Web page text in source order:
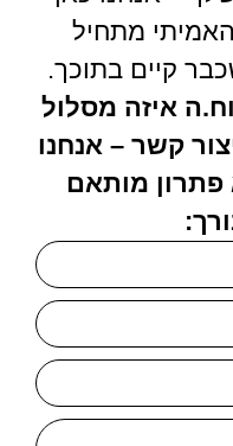
מתחיל
קיים בתוכך.
איזה מסלול
קשר – אנחנו
מותאם